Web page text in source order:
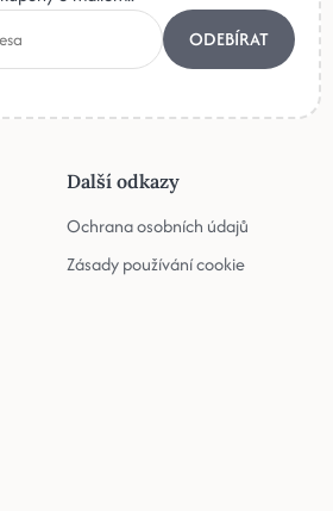
ODEBÍRAT
Další odkazy
Ochrana osobních údajů
Zásady používání cookie